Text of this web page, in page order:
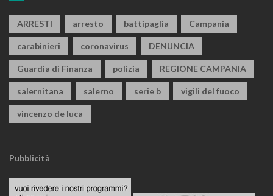
ARRESTI arresto battipaglia Campania
carabinieri coronavirus DENUNCIA
Guardia di Finanza polizia REGIONE CAMPANIA
salernitana salerno serie b vigili del fuoco
vincenzo de luca
Pubblicità